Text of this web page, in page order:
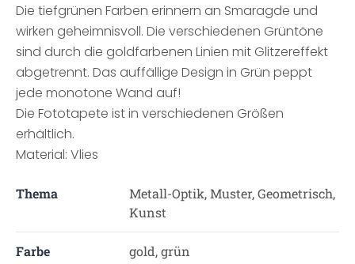
Die tiefgrünen Farben erinnern an Smaragde und
wirken geheimnisvoll. Die verschiedenen Grüntöne
sind durch die goldfarbenen Linien mit Glitzereffekt
abgetrennt. Das auffällige Design in Grün peppt
jede monotone Wand auf!
Die Fototapete ist in verschiedenen Größen
erhältlich.
Material: Vlies
Thema
Metall-Optik, Muster, Geometrisch,
Kunst
Farbe gold, grün